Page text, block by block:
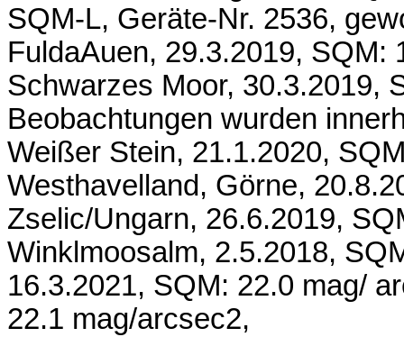
SQM-L, Geräte-Nr. 2536,
FuldaAuen, 29.3.2019, SQM:
Schwarzes Moor, 30.3.2019,
Beobachtungen wurden
Weißer Stein, 21.1.2020,
Westhavelland, Görne,
Zselic/Ungarn, 26.6.2019,
Winklmoosalm, 2.5.2018,
16.3.2021, SQM: 22.0 mag/
22.1 mag/arcsec2,